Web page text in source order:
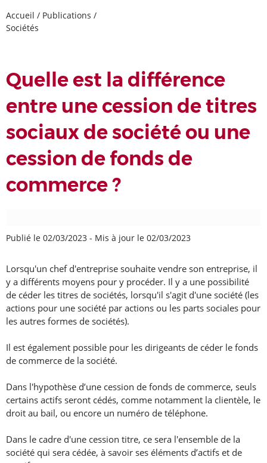
Accueil / Publications /
Sociétés
Quelle est la différence
entre une cession de titres
sociaux de société ou une
cession de fonds de
commerce ?
Publié le 02/03/2023 - Mis à jour le 02/03/2023
Lorsqu'un chef d'entreprise souhaite vendre son entreprise, il
y a différents moyens pour y procéder. Il y a une possibilité
de céder les titres de sociétés, lorsqu'il s'agit d'une société (les
actions pour une société par actions ou les parts sociales pour
les autres formes de sociétés).
Il est également possible pour les dirigeants de céder le fonds
de commerce de la société.
Dans l'hypothèse d’une cession de fonds de commerce, seuls
certains actifs seront cédés, comme notamment la clientèle, le
droit au bail, ou encore un numéro de téléphone.
Dans le cadre d'une cession titre, ce sera l'ensemble de la
société qui sera cédée, à savoir ses éléments d’actifs et de